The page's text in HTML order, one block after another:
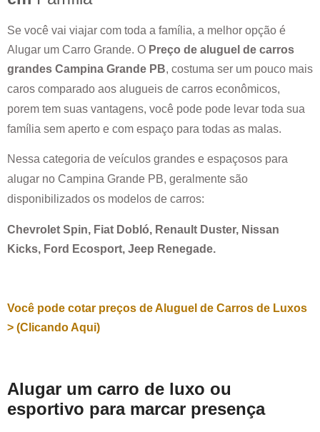
Se você vai viajar com toda a família, a melhor opção é
Alugar um Carro Grande. O Preço de aluguel de carros
grandes Campina Grande PB, costuma ser um pouco mais
caros comparado aos alugueis de carros econômicos,
porem tem suas vantagens, você pode pode levar toda sua
família sem aperto e com espaço para todas as malas.
Nessa categoria de veículos grandes e espaçosos para
alugar no Campina Grande PB, geralmente são
disponibilizados os modelos de carros:
Chevrolet Spin, Fiat Dobló, Renault Duster, Nissan
Kicks, Ford Ecosport, Jeep Renegade.
Você pode cotar preços de Aluguel de Carros de Luxos
> (Clicando Aqui)
Alugar um carro de luxo ou
esportivo para marcar presença